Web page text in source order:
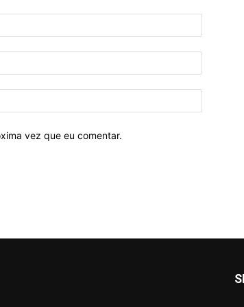
vez que eu comentar.